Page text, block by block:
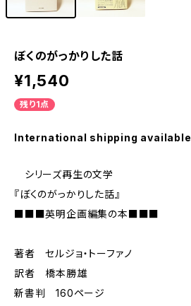
ぼくのがっかりした話
¥1,540
残り1点
International shipping available
シリーズ再生の文学
『ぼくのがっかりした話』
■■■英明企画編集の本■■■
著者 セルジョ・トーファノ
訳者 橋本勝雄
新書判 160ページ